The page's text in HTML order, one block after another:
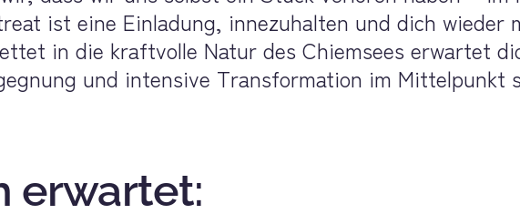
ist eine Einladung, innezuhalten und dich wieder
in die kraftvolle Natur des Chiemsees erwartet
und intensive Transformation im Mittelpunkt
erwartet: